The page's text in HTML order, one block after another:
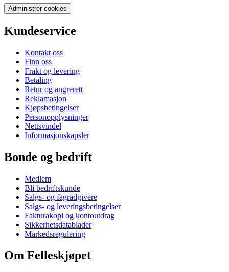
Administrer cookies
Kundeservice
Kontakt oss
Finn oss
Frakt og levering
Betaling
Retur og angrerett
Reklamasjon
Kjøpsbetingelser
Personopplysninger
Nettsvindel
Informasjonskapsler
Bonde og bedrift
Medlem
Bli bedriftskunde
Salgs- og fagrådgivere
Salgs- og leveringsbetingelser
Fakturakopi og kontoutdrag
Sikkerhetsdatablader
Markedsregulering
Om Felleskjøpet